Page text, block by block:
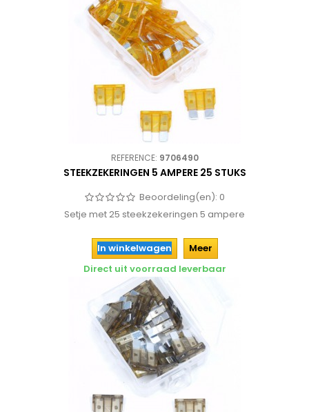
REFERENCE: 9706490
STEEKZEKERINGEN 5 AMPERE 25 STUKS
Beoordeling(en): 0
Setje met 25 steekzekeringen 5 ampere
In winkelwagen
Meer
Direct uit voorraad leverbaar